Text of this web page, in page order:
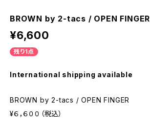
BROWN by 2-tacs / OPEN FINGER
¥6,600
残り1点
International shipping available
BROWN by 2-tacs / OPEN FINGER
¥６，６００（税込）